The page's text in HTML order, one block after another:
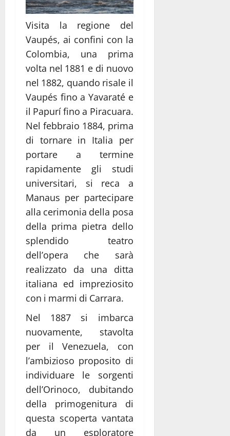
Visita la regione del
Vaupés, ai confini con la
Colombia, una prima
volta nel 1881 e di nuovo
nel 1882, quando risale il
Vaupés fino a Yavaraté e
il Papurí fino a Piracuara.
Nel febbraio 1884, prima
di tornare in Italia per
portare a termine
rapidamente gli studi
universitari, si reca a
Manaus per partecipare
alla cerimonia della posa
della prima pietra dello
splendido teatro
dell’opera che sarà
realizzato da una ditta
italiana ed impreziosito
con i marmi di Carrara.
Nel 1887 si imbarca
nuovamente, stavolta
per il Venezuela, con
l’ambizioso proposito di
individuare le sorgenti
dell’Orinoco, dubitando
della primogenitura di
questa scoperta vantata
da un esploratore